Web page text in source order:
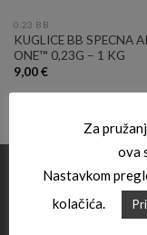
0.23 BB
KUGLICE BB SPECNA
ONE™ 0,23G – 1 KG
9,00€
Za
ova
Nastavkom
kolačića.